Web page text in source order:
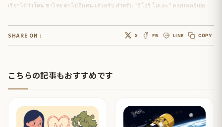
เรียกได้ว่าโดน ชาไทย ตกไปอีกคนแล้วครับ สำหรับ “อิโอริ โมเอะ” คอสเพลย์เยอร์และนางแบบกราเวียร์คนดังชาวญี่ปุ่น
SHARE ON : X FB LINE COPY
こちらの記事もおすすめです